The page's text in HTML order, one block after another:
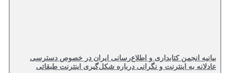
بیانیه انجمن کتابداری و اطلاع‌رسانی ایران در خصوص دسترسی
عادلانه به اینترنت و نگرانی درباره شکل‌گیری اینترنت طبقاتی